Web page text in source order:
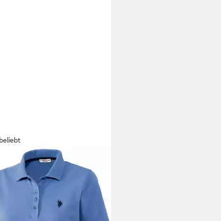
POLO ASSN.Poloshirt Stretch-
mit taillierte Passform
€
69,95 €